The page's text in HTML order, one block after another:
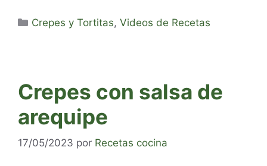
Categorías
Crepes y Tortitas,Videos de Recetas
Crepes con salsa de
arequipe
17/05/2023 por Recetas cocina